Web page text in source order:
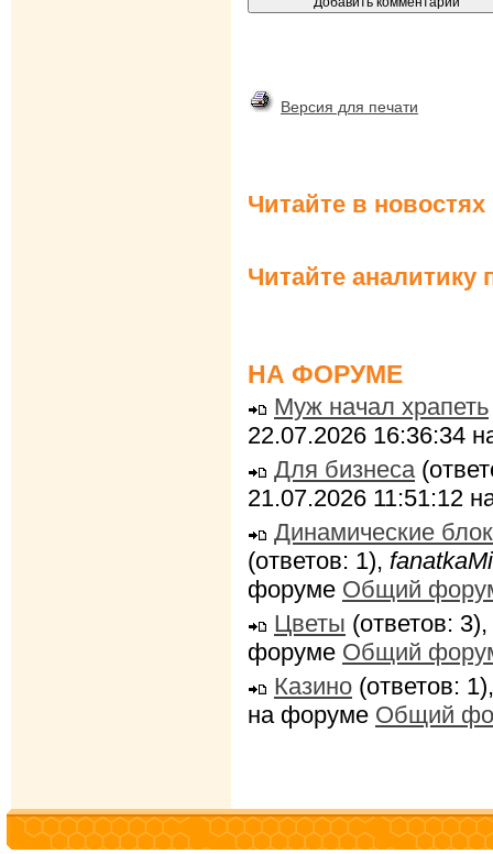
Версия для печати
Читайте в
Читайте аналитику
НА ФОРУМЕ
Муж начал храпеть
22.07.2026 16:36:34
Для бизнеса
21.07.2026 11:51:12
Динамические
(ответов: 1),
форуме Общий
Цветы (ответов: 3),
форуме Общий
Казино (ответов:
на форуме Общий